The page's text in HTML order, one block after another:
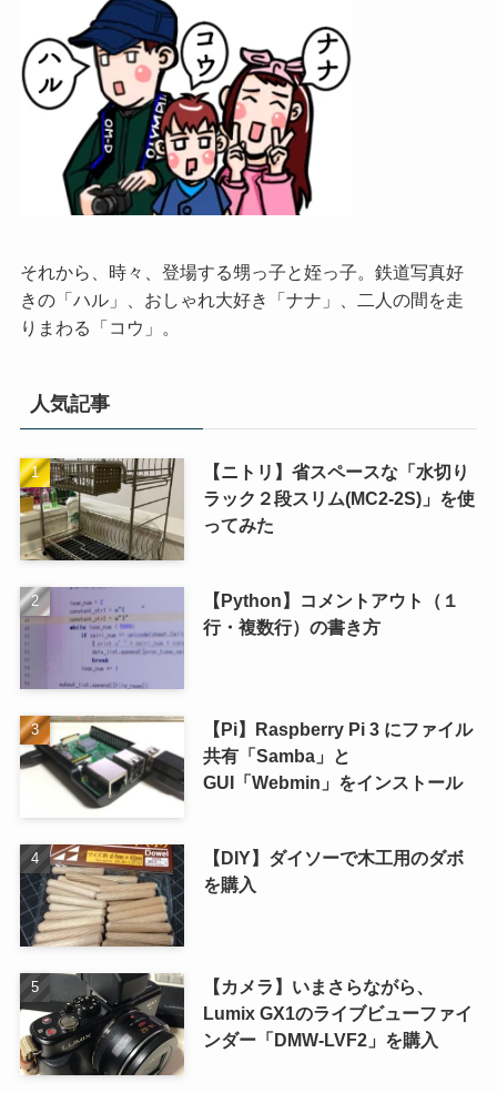
それから、時々、登場する甥っ子と姪っ子。鉄道写真好
きの「ハル」、おしゃれ大好き「ナナ」、二人の間を走
りまわる「コウ」。
人気記事
【ニトリ】省スペースな「水切り
ラック２段スリム(MC2-2S)」を使
ってみた
【Python】コメントアウト（１
行・複数行）の書き方
【Pi】Raspberry Pi 3 にファイル
共有「Samba」と
GUI「Webmin」をインストール
【DIY】ダイソーで木工用のダボ
を購入
【カメラ】いまさらながら、
Lumix GX1のライブビューファイ
ンダー「DMW-LVF2」を購入